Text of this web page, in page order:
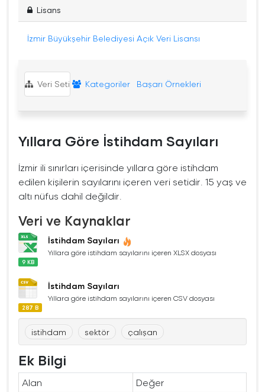
Lisans
İzmir Büyükşehir Belediyesi Açık Veri Lisansı
Veri Seti Kategoriler Başarı Örnekleri
Yıllara Göre İstihdam Sayıları
İzmir ili sınırları içerisinde yıllara göre istihdam
edilen kişilerin sayılarını içeren veri setidir. 15 yaş ve
altı nüfus dahil değildir.
Veri ve Kaynaklar
İstihdam Sayıları
Yıllara göre istihdam sayılarını içeren XLSX dosyası
9 KB
İstihdam Sayıları
Yıllara göre istihdam sayılarını içeren CSV dosyası
287 B
istihdam sektör çalışan
Ek Bilgi
Alan
Değer